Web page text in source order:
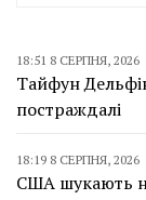
18:51 8 СЕРПНЯ, 2026
Тайфун
постраждалі
18:19 8 СЕРПНЯ, 2026
США шукають